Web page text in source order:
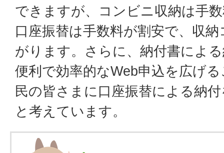
できますが、コンビニ収納は手
口座振替は手数料が割安で、収
がります。さらに、納付書によ
便利で効率的なWeb申込を広げ
民の皆さまに口座振替による納
と考えています。